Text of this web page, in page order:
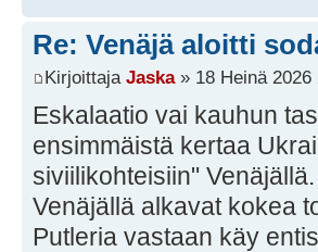
Re: Venäjä aloitti
Kirjoittaja Jaska» 18 Heinä 2026
Eskalaatio vai kauhun
ensimmäistä kertaa
siviilikohteisiin"
Venäjällä alkavat kokea
Putleria vastaan käy